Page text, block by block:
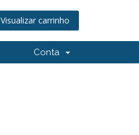
Visualizar carrinho
Conta